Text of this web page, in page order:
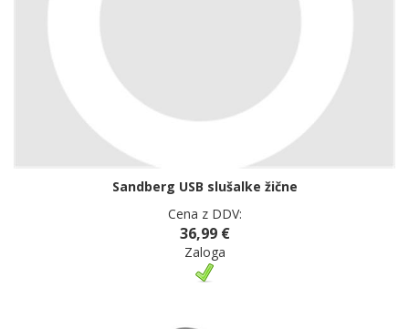
Sandberg USB slušalke žične
Cena z DDV:
36,99 €
Zaloga